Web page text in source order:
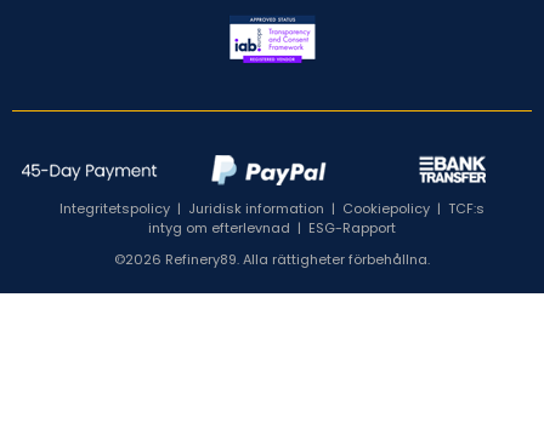
Integritetspolicy | Juridisk information | Cookiepolicy | TCF:s
intyg om efterlevnad | ESG-Rapport
©2026 Refinery89. Alla rättigheter förbehållna.